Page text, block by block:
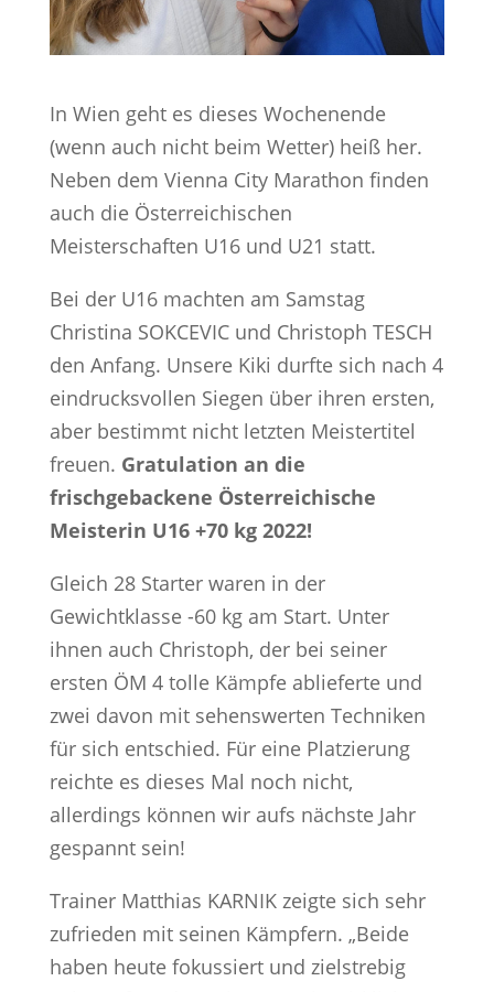
In Wien geht es dieses Wochenende
(wenn auch nicht beim Wetter) heiß her.
Neben dem Vienna City Marathon finden
auch die Österreichischen
Meisterschaften U16 und U21 statt.
Bei der U16 machten am Samstag
Christina SOKCEVIC und Christoph TESCH
den Anfang. Unsere Kiki durfte sich nach 4
eindrucksvollen Siegen über ihren ersten,
aber bestimmt nicht letzten Meistertitel
freuen. Gratulation an die
frischgebackene Österreichische
Meisterin U16 +70 kg 2022!
Gleich 28 Starter waren in der
Gewichtklasse -60 kg am Start. Unter
ihnen auch Christoph, der bei seiner
ersten ÖM 4 tolle Kämpfe ablieferte und
zwei davon mit sehenswerten Techniken
für sich entschied. Für eine Platzierung
reichte es dieses Mal noch nicht,
allerdings können wir aufs nächste Jahr
gespannt sein!
Trainer Matthias KARNIK zeigte sich sehr
zufrieden mit seinen Kämpfern. „Beide
haben heute fokussiert und zielstrebig